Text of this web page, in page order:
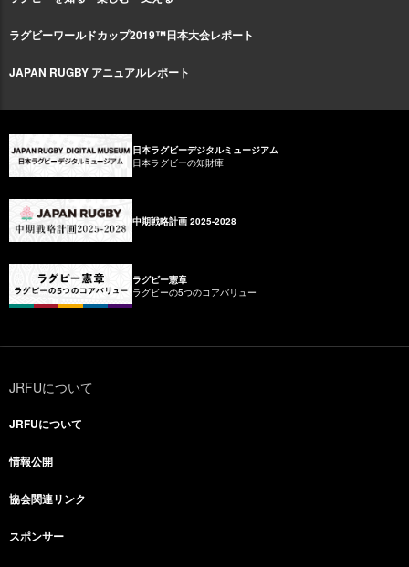
ラグビーワールドカップ2019™日本大会レポート
JAPAN RUGBY アニュアルレポート
日本ラグビーデジタルミュージアム
日本ラグビーの知財庫
中期戦略計画 2025-2028
ラグビー憲章
ラグビーの5つのコアバリュー
JRFUについて
JRFUについて
情報公開
協会関連リンク
スポンサー